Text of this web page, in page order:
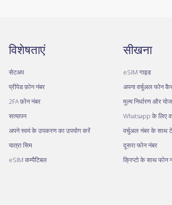
विशेषताएं
सेटअप
प्रीपेड फ़ोन नंबर
2FA फ़ोन नंबर
सत्यापन
अपने स्वयं के उपकरण का उपयोग करें
यात्रा सिम
eSIM कम्पैटिबल
सीखना
eSIM गाइड
अपना वर्चुअल फोन
मूल्य निर्धारण और
Whatsapp के लिए
वर्चुअल नंबर के साथ
दूसरा फोन नंबर
क्रिप्टो के साथ फोन